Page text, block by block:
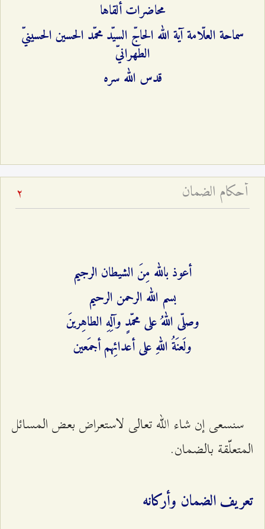
محاضرات ألقاها
سماحة العلّامة آية الله الحاجّ السيّد محمّد الحسين الحسينيّ
الطهرانيّ
قدس الله سره
أحكام الضمان 2
أعوذ بالله مِنَ الشيطان الرجيم
بسم الله الرحمن الرحيم
وصلّى اللهُ على محمّدٍ وآلِهِ الطاهِرينَ
ولَعنَةُ اللهِ على أعدائِهم أجمَعين
سنسعى إن شاء الله تعالى لاستعراض بعض المسائل
المتعلّقة بالضمان.
تعريف الضمان وأركانه